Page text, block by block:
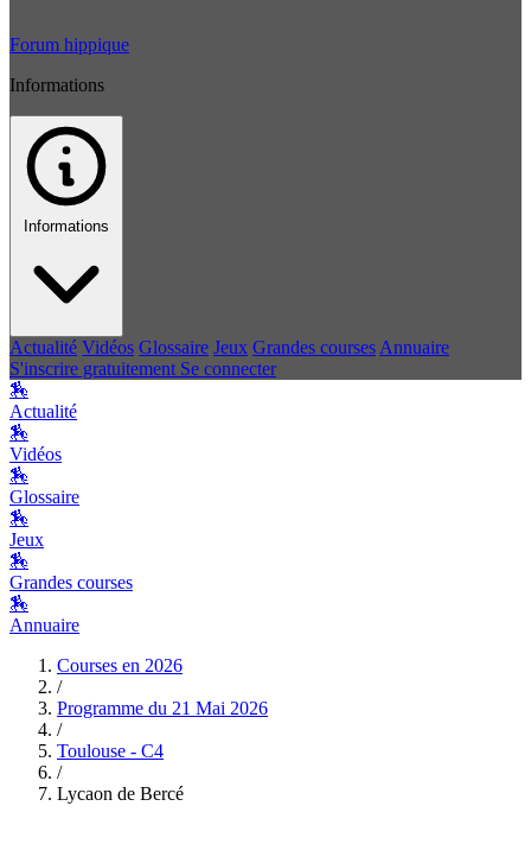
Forum hippique
Informations
Informations
Actualité Vidéos Glossaire Jeux Grandes courses Annuaire
S'inscrire gratuitement Se connecter
🏇
Actualité
🏇
Vidéos
🏇
Glossaire
🏇
Jeux
🏇
Grandes courses
🏇
Annuaire
Courses en 2026
/
Programme du 21 Mai 2026
/
Toulouse - C4
/
Lycaon de Bercé